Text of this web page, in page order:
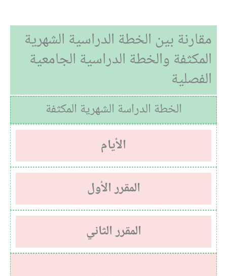
مقارنة بين الخطة الدراسية الشهرية
المكثفة والخطة الدراسية الجامعية
الفصلية
الخطة الدراسة الشهرية المكثفة
الأيام
المقرر الأول
المقرر الثاني